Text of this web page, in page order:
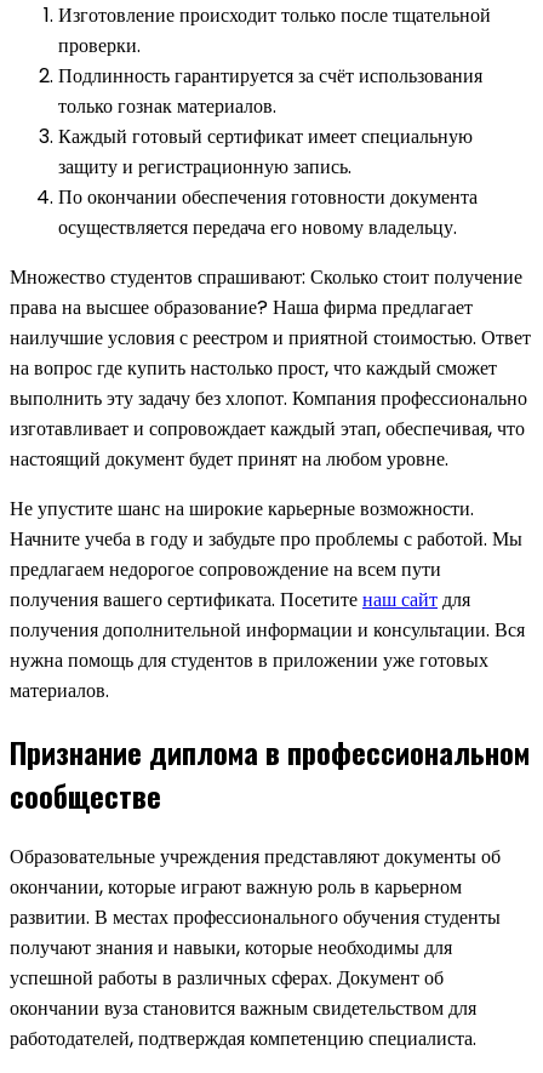
Изготовление происходит только после тщательной
проверки.
Подлинность гарантируется за счёт использования
только гознак материалов.
Каждый готовый сертификат имеет специальную
защиту и регистрационную запись.
По окончании обеспечения готовности документа
осуществляется передача его новому владельцу.
Множество студентов спрашивают: Сколько стоит получение
права на высшее образование? Наша фирма предлагает
наилучшие условия с реестром и приятной стоимостью. Ответ
на вопрос где купить настолько прост, что каждый сможет
выполнить эту задачу без хлопот. Компания профессионально
изготавливает и сопровождает каждый этап, обеспечивая, что
настоящий документ будет принят на любом уровне.
Не упустите шанс на широкие карьерные возможности.
Начните учеба в году и забудьте про проблемы с работой. Мы
предлагаем недорогое сопровождение на всем пути
получения вашего сертификата. Посетитенаш сайтдля
получения дополнительной информации и консультации. Вся
нужна помощь для студентов в приложении уже готовых
материалов.
Признание диплома в профессиональном
сообществе
Образовательные учреждения представляют документы об
окончании, которые играют важную роль в карьерном
развитии. В местах профессионального обучения студенты
получают знания и навыки, которые необходимы для
успешной работы в различных сферах. Документ об
окончании вуза становится важным свидетельством для
работодателей, подтверждая компетенцию специалиста.